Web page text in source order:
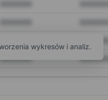
XXXXXXX XXXXXXX
wykresów i analiz.